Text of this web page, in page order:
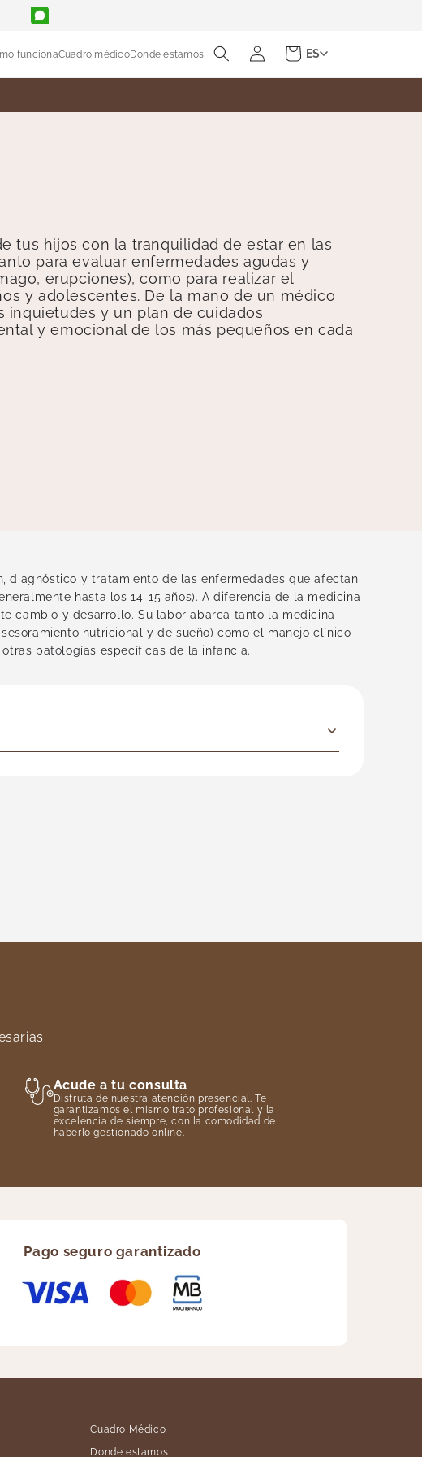
funcionaCuadro médicoDonde estamos
Iniciar
sesión
CarritoES
tus hijos con la tranquilidad de estar en las
para evaluar enfermedades agudas y
erupciones), como para realizar el
y adolescentes. De la mano de un médico
inquietudes y un plan de cuidados
y emocional de los más pequeños en cada
diagnóstico y tratamiento de las enfermedades que afectan
hasta los 14-15 años). A diferencia de la medicina
cambio y desarrollo. Su labor abarca tanto la medicina
nutricional y de sueño) como el manejo clínico
patologías específicas de la infancia.
Acude a tu consulta
Disfruta de nuestra atención presencial. Te
garantizamos el mismo trato profesional y la
excelencia de siempre, con la comodidad de
haberlo gestionado online.
Pago seguro garantizado
Cuadro Médico
Donde estamos